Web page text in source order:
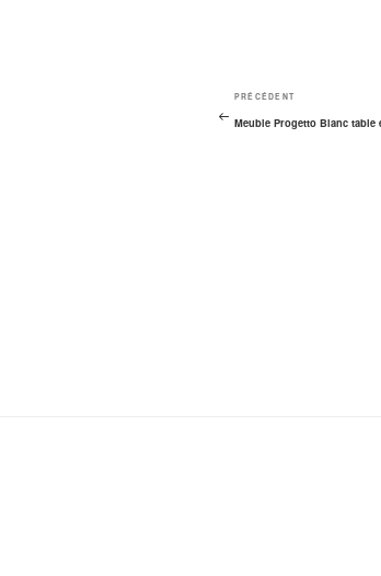
Navigation
de
Article
précédent
PRÉCÉDENT
Meuble Progetto Blanc table